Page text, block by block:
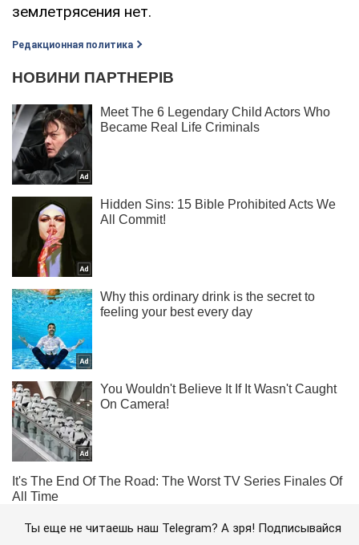
землетрясения нет.
Редакционная политика
Ты еще не читаешь наш Telegram? А зря! Подписывайся